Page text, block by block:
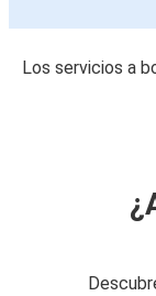
Los servicios a